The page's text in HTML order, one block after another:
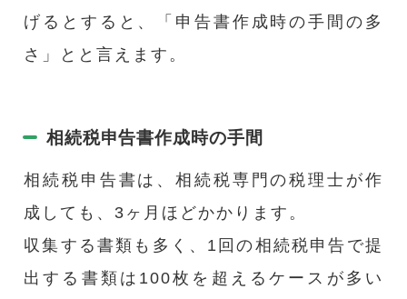
げるとすると、「申告書作成時の手間の多
さ」とと言えます。
相続税申告書作成時の手間
相続税申告書は、相続税専門の税理士が作
成しても、3ヶ月ほどかかります。
収集する書類も多く、1回の相続税申告で提
出する書類は100枚を超えるケースが多い